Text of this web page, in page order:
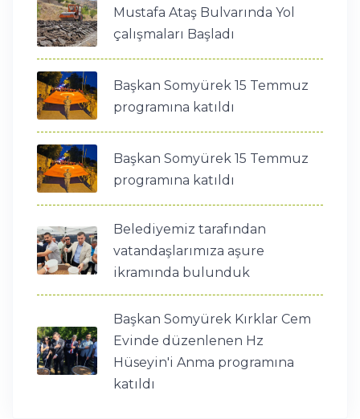
Mustafa Ataş Bulvarında Yol
çalışmaları Başladı
Başkan Somyürek 15 Temmuz
programına katıldı
Başkan Somyürek 15 Temmuz
programına katıldı
Belediyemiz tarafından
vatandaşlarımıza aşure
ikramında bulunduk
Başkan Somyürek Kırklar Cem
Evinde düzenlenen Hz
Hüseyin'i Anma programına
katıldı